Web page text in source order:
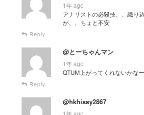
1年 ago
アナリストの必殺技、、織り
が、、ちょと不安
Reply
@とーちゃんマン
1年 ago
QTUM上がってくれないかなー
Reply
@hkhissy2867
1年 ago